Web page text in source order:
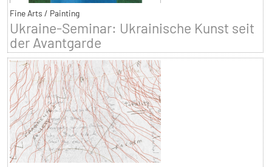
Fine Arts / Painting
Ukraine-Seminar: Ukrainische Kunst seit
der Avantgarde